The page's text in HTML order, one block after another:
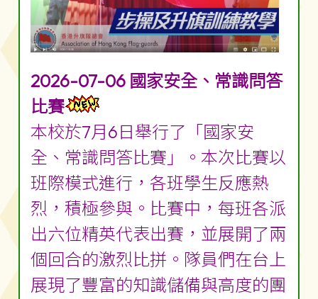
2026-07-06 國家安全、常識問答
比賽
本校於7月6日舉行了「國家安
全、常識問答比賽」。本次比賽以
班際模式進行，各班學生反應熱
烈，積極參與。比賽中，每班各派
出六位精英代表出賽，並展開了兩
個回合的激烈比拼。隊員們在台上
展現了豐富的知識儲備與高度的團